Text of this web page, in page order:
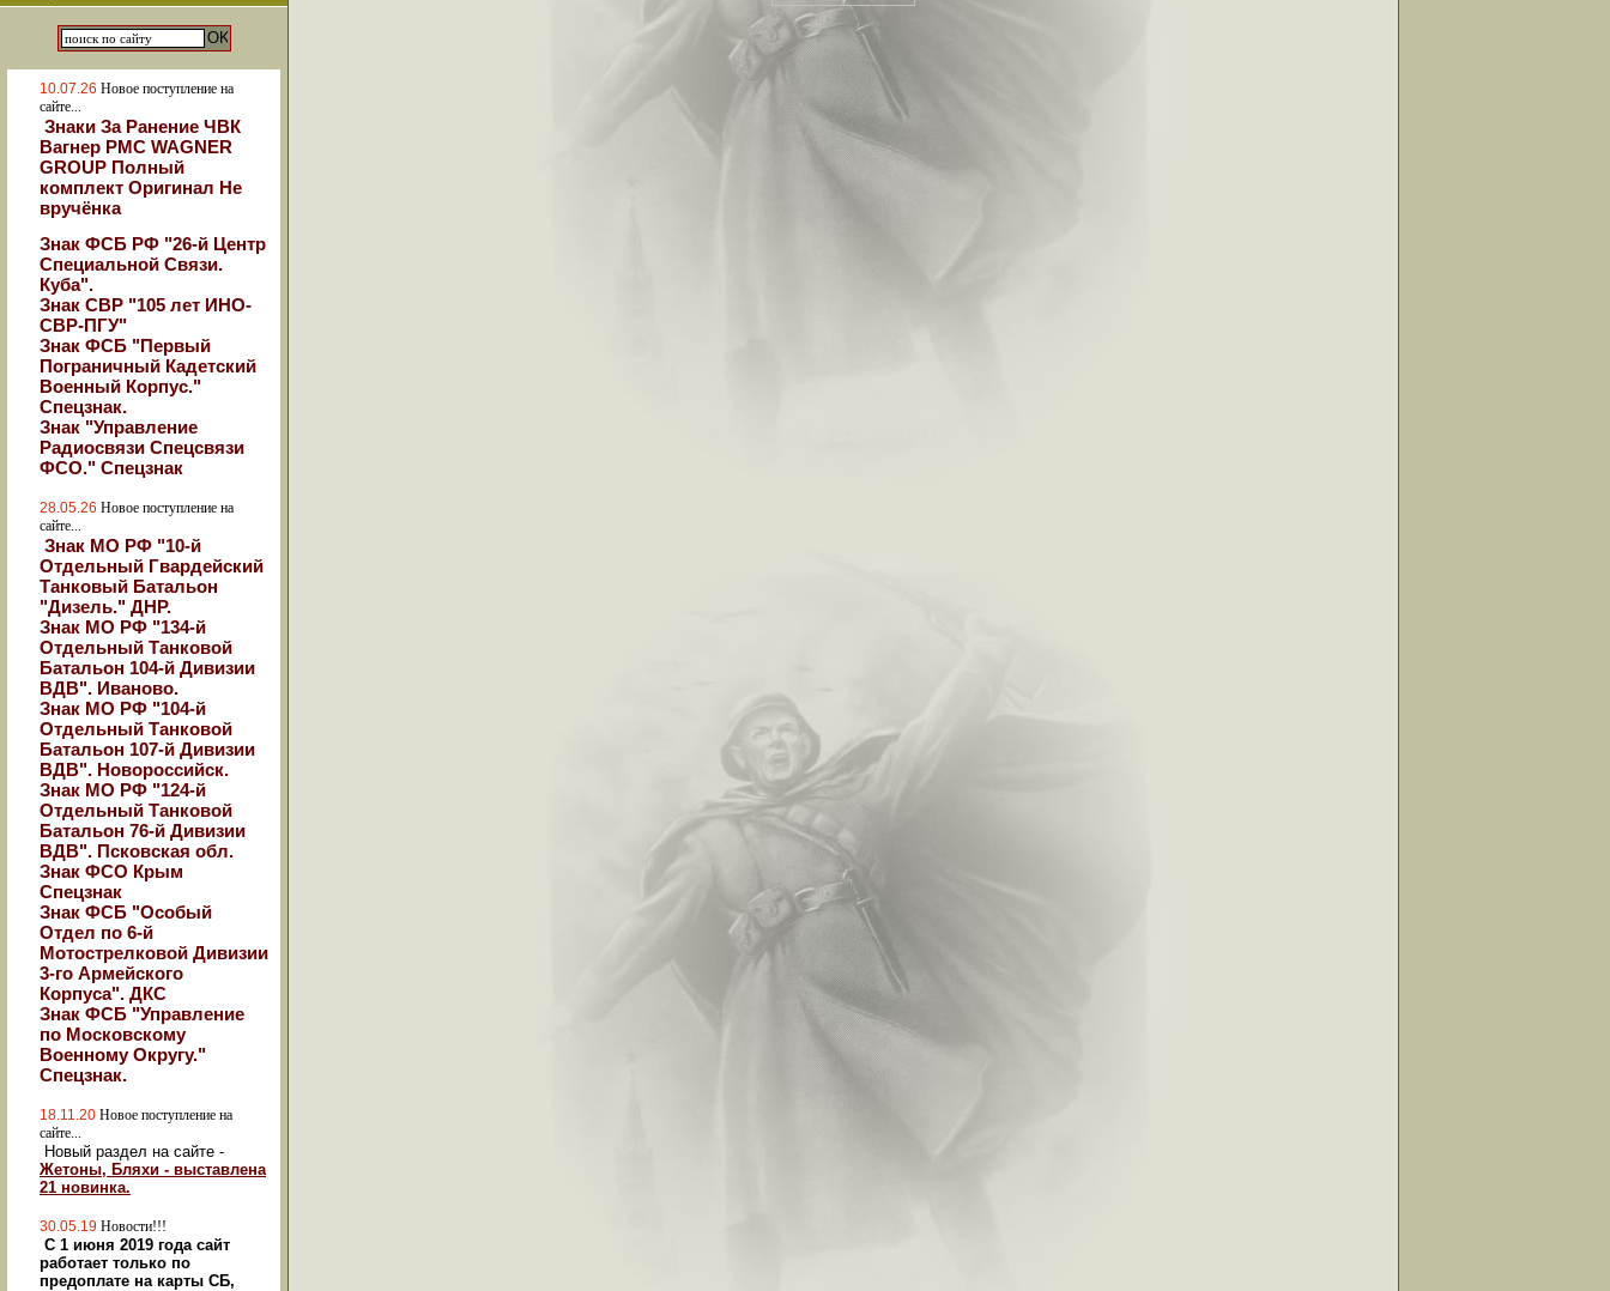
10.07.26 Новое поступление на
сайте...
Знаки За Ранение ЧВК
Вагнер РМС WAGNER
GROUP Полный
комплект Оригинал Не
вручёнка
Знак ФСБ РФ "26-й Центр
Специальной Связи.
Куба".
Знак СВР "105 лет ИНО-
СВР-ПГУ"
Знак ФСБ "Первый
Пограничный Кадетский
Военный Корпус."
Спецзнак.
Знак "Управление
Радиосвязи Спецсвязи
ФСО." Спецзнак
28.05.26 Новое поступление на
сайте...
Знак МО РФ "10-й
Отдельный Гвардейский
Танковый Батальон
"Дизель." ДНР.
Знак МО РФ "134-й
Отдельный Танковой
Батальон 104-й Дивизии
ВДВ". Иваново.
Знак МО РФ "104-й
Отдельный Танковой
Батальон 107-й Дивизии
ВДВ". Новороссийск.
Знак МО РФ "124-й
Отдельный Танковой
Батальон 76-й Дивизии
ВДВ". Псковская обл.
Знак ФСО Крым
Спецзнак
Знак ФСБ "Особый
Отдел по 6-й
Мотострелковой Дивизии
3-го Армейского
Корпуса". ДКС
Знак ФСБ "Управление
по Московскому
Военному Округу."
Спецзнак.
18.11.20 Новое поступление на
сайте...
Новый раздел на сайте -
Жетоны, Бляхи - выставлена
21 новинка.
30.05.19 Новости!!!
С 1 июня 2019 года сайт
работает только по
предоплате на карты СБ,